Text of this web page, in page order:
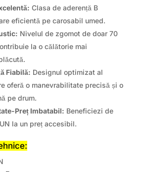
Clasa de aderență B
eficientă pe carosabil umed.
Nivelul de zgomot de doar 70
la o călătorie mai
Fiabilă: Designul optimizat al
oferă o manevrabilitate precisă și o
pe drum.
Preț Imbatabil: Beneficiezi de
la un preț accesibil.